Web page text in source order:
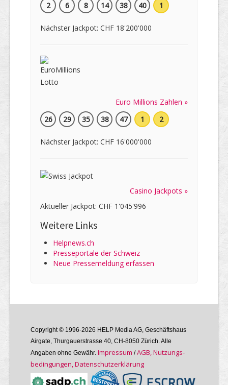
2
6 8 14 38 40 1
Nächster Jackpot: CHF 18'200'000
Euro Millions Zahlen »
26
29 35 38 47 1 2
Nächster Jackpot: CHF 16'000'000
Casino Jackpots »
Aktueller Jackpot: CHF 1'045'996
Weitere Links
Helpnews.ch
Presseportale der Schweiz
Neue Pressemeldung erfassen
Copyright © 1996-2026 HELP Media AG, Geschäftshaus
Airgate, Thurgauer­strasse 40, CH-8050 Zürich. Alle
Angaben ohne Gewähr. Im­pres­sum /AGB, Nutzungs­
bedin­gungen, Daten­schutz­er­klärung